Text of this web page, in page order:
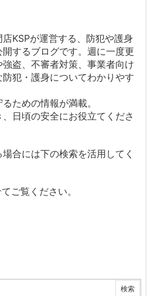
KSPが運営する、防犯や護身
するブログです。週に一度更
盗、不審者対策、事業者向け
犯・護身についてわかりやす
ための情報が満載。
日頃の安全にお役立てくださ
合には下の検索を活用してく
ご覧ください。